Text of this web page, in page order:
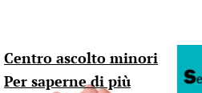
Centro ascolto minori
Per saperne di più